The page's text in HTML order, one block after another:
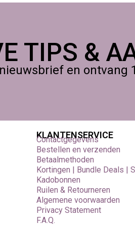
TIPS &
en
KLANTENSERVICE
Contactgegevens
Bestellen en verzenden
Betaalmethoden
Kortingen | Bundle Deals |
Kadobonnen
Ruilen & Retourneren
Algemene voorwaarden
Privacy Statement
F.A.Q.